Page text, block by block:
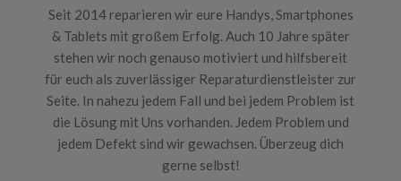
Seit 2014 reparieren wir eure Handys, Smartphones
& Tablets mit großem Erfolg. Auch 10 Jahre später
stehen wir noch genauso motiviert und hilfsbereit
für euch als zuverlässiger Reparaturdienstleister zur
Seite. In nahezu jedem Fall und bei jedem Problem ist
die Lösung mit Uns vorhanden. Jedem Problem und
jedem Defekt sind wir gewachsen. Überzeug dich
gerne selbst!